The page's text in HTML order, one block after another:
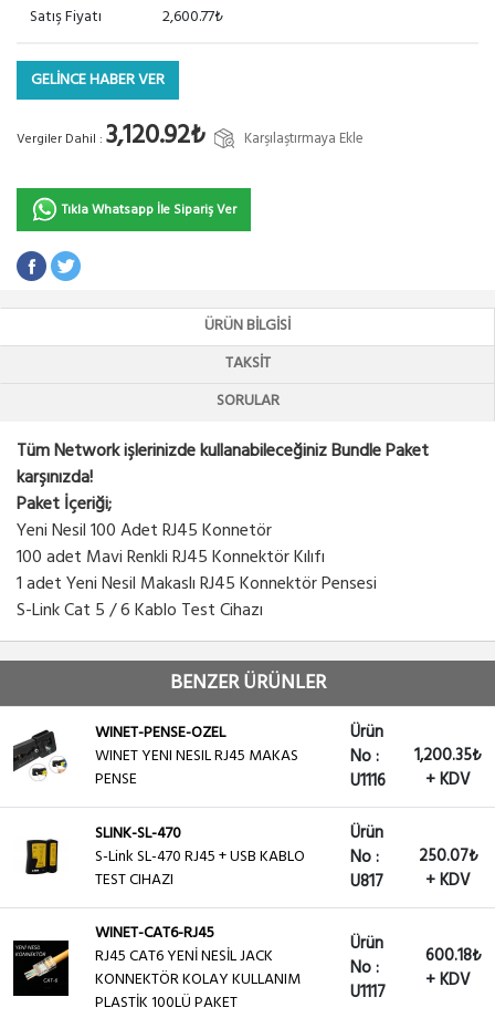
Satış Fiyatı 2,600.77₺
GELİNCE HABER VER
Vergiler Dahil : 3,120.92₺ Karşılaştırmaya Ekle
Tıkla Whatsapp İle Sipariş Ver
ÜRÜN BILGISI
TAKSIT
SORULAR
Tüm Network işlerinizde kullanabileceğiniz Bundle Paket
karşınızda!
Paket İçeriği;
Yeni Nesil 100 Adet RJ45 Konnetör
100 adet Mavi Renkli RJ45 Konnektör Kılıfı
1 adet Yeni Nesil Makaslı RJ45 Konnektör Pensesi
S-Link Cat 5 / 6 Kablo Test Cihazı
BENZER ÜRÜNLER
WINET-PENSE-OZEL
WINET YENI NESIL RJ45 MAKAS
PENSE
Ürün
No :
U1116
1,200.35₺
+ KDV
SLINK-SL-470
S-Link SL-470 RJ45 + USB KABLO
TEST CIHAZI
Ürün
No :
U817
250.07₺
+ KDV
WINET-CAT6-RJ45
RJ45 CAT6 YENİ NESİL JACK
KONNEKTÖR KOLAY KULLANIM
PLASTİK 100LÜ PAKET
Ürün
No :
U1117
600.18₺
+ KDV